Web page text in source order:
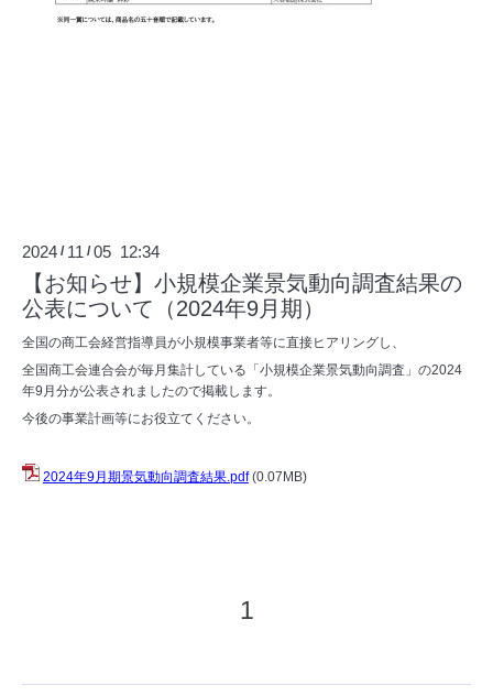
2024 / 11 /05 12:34
【お知らせ】小規模企業景気動向調査結果の
公表について（2024年9月期）
全国の商工会経営指導員が小規模事業者等に直接ヒアリングし、
全国商工会連合会が毎月集計している「小規模企業景気動向調査」の2024
年9月分が公表されましたので掲載します。
今後の事業計画等にお役立てください。
2024年9月期景気動向調査結果.pdf (0.07MB)
1